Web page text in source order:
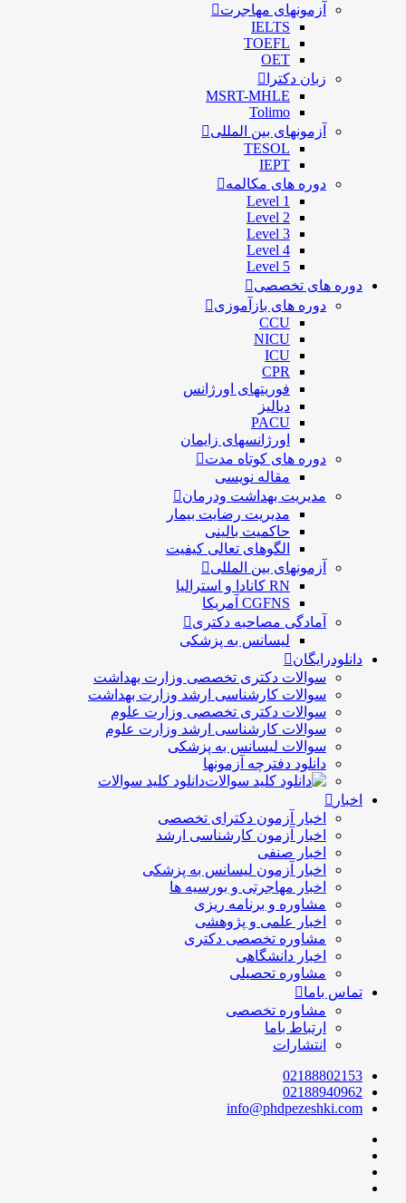
آزمونهای مهاجرت
IELTS
TOEFL
OET
زبان دکترا
MSRT-MHLE
Tolimo
آزمونهای بین المللی
TESOL
IEPT
دوره های مکالمه
Level 1
Level 2
Level 3
Level 4
Level 5
دوره های تخصصی
دوره های بازآموزی
CCU
NICU
ICU
CPR
فوریتهای اورژانس
دیالیز
PACU
اورژانسهای زایمان
دوره های کوتاه مدت
مقاله نویسی
مدیریت بهداشت ودرمان
مديريت رضايت بيمار
حاكميت بالينی
الگوهای تعالی کيفيت
آزمونهای بین المللی
RN کانادا و استرالیا
CGFNS آمریکا
آمادگی مصاحبه دکتری
لیسانس به پزشکی
دانلودرایگان
سوالات دکتری تخصصی وزارت بهداشت
سوالات کارشناسی ارشد وزارت بهداشت
سوالات دکتری تخصصی وزارت علوم
سوالات کارشناسی ارشد وزارت علوم
سوالات لیسانس به پزشکی
دانلود دفترچه آزمونها
دانلود کلید سوالات
اخبار
اخبار آزمون دکترای تخصصی
اخبار آزمون کارشناسی ارشد
اخبار صنفی
اخبار آزمون لیسانس به پزشکی
اخبار مهاجرتی و بورسیه ها
مشاوره و برنامه ریزی
اخبار علمی و پژوهشی
مشاوره تخصصی دکتری
اخبار دانشگاهی
مشاوره تحصیلی
تماس باما
مشاوره تخصصی
ارتباط باما
انتشارات
02188802153
02188940962
info@phdpezeshki.com